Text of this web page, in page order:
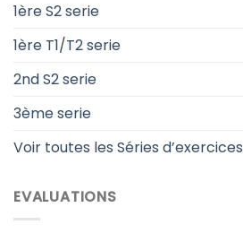
1ère S2 serie
1ère T1/T2 serie
2nd S2 serie
3ème serie
Voir toutes les Séries d’exercices
EVALUATIONS